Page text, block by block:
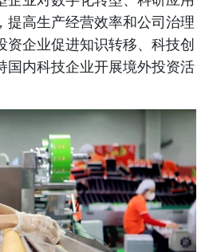
提高生产经营效率和公司治理
资企业促进知识转移、科技创
国内科技企业开展境外投资活